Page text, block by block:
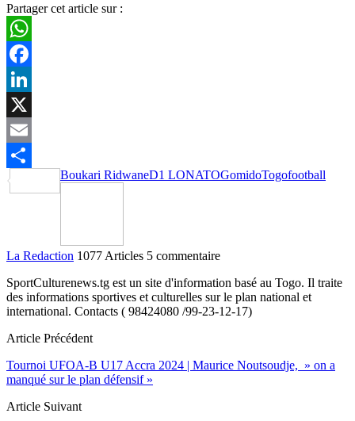
Partager cet article sur :
WhatsApp
Facebook
LinkedIn
X
Email
Partager
Boukari RidwaneD1 LONATOGomidoTogofootball
La Redaction 1077 Articles 5 commentaire
SportCulturenews.tg est un site d'information basé au Togo. Il traite
des informations sportives et culturelles sur le plan national et
international. Contacts ( 98424080 /99-23-12-17)
Article Précédent
Tournoi UFOA-B U17 Accra 2024 | Maurice Noutsoudje, » on a
manqué sur le plan défensif »
Article Suivant